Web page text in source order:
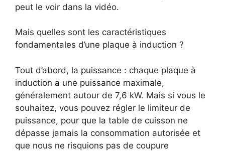
peut le voir dans la vidéo.
Mais quelles sont les caractéristiques
fondamentales d’une plaque à induction ?
Tout d’abord, la puissance : chaque plaque à
induction a une puissance maximale,
généralement autour de 7,6 kW. Mais si vous le
souhaitez, vous pouvez régler le limiteur de
puissance, pour que la table de cuisson ne
dépasse jamais la consommation autorisée et
que nous ne risquions pas de coupure